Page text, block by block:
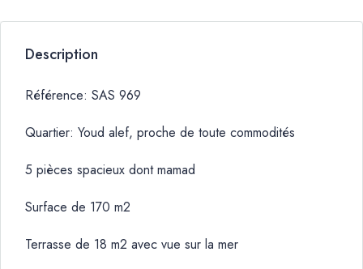
Description
Référence: SAS 969
Quartier: Youd alef, proche de toute commodités
5 pièces spacieux dont mamad
Surface de 170 m2
Terrasse de 18 m2 avec vue sur la mer